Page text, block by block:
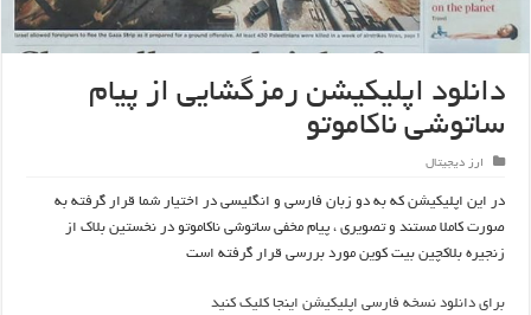
دانلود اپلیکیشن رمزگشایی از پیام
ساتوشی ناکاموتو
ارز دیجیتال
در این اپلیکیشن که به دو زبان فارسی و انگلیسی در اختیار شما قرار گرفته به
صورت کاملا مستند و تصویری ، پیام مخفی ساتوشی ناکاموتو در نخستین بلاک از
زنجیره بلاکچین بیت کوین مورد بررسی قرار گرفته است
برای دانلود نسخه فارسی اپلیکیشن اینجا کلیک کنید